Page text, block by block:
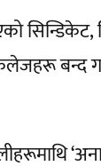
बन्द